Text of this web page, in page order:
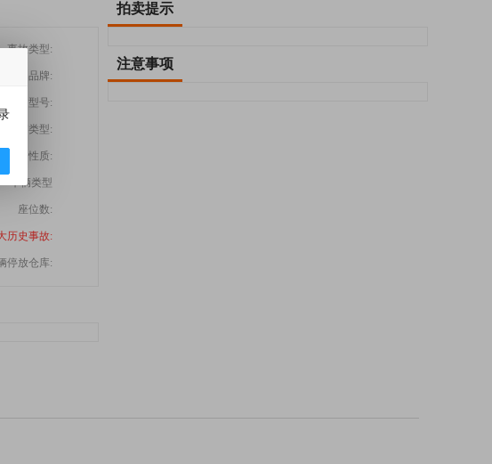
事故类型:
品牌:
型号:
变速箱类型:
使用性质:
车辆类型
座位数:
历史事故:
停放仓库:
拍卖提示
注意事项